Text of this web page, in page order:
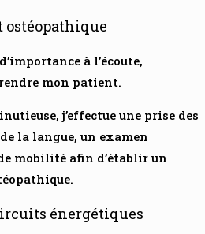
à l’écoute,
mon patient.
j’effectue une prise des
la langue, un examen
mobilité afin d’établir un
énergétiques